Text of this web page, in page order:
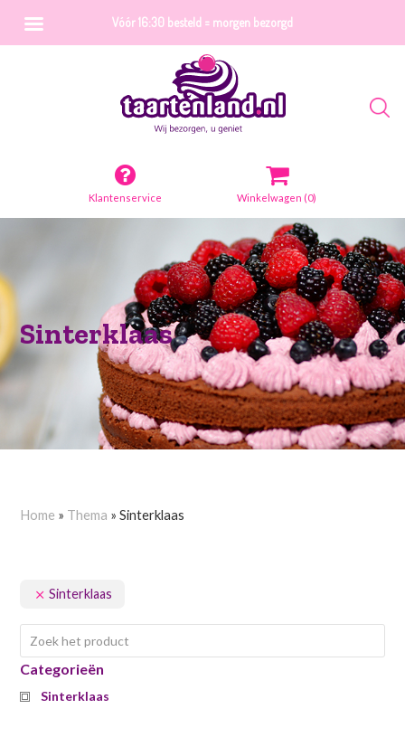
Klantenservice Winkelwagen (0)
Sinterklaas
Home » Thema »Sinterklaas
Sinterklaas
Categorieën
Sinterklaas
Vóór 16:30 besteld = morgen bezorgd